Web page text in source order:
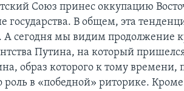
Союз принес оккупацию
государства. В общем, эта
А сегодня мы видим продолжение
Путина, на который
образ которого к тому времени,
в «победной» риторике. Кроме